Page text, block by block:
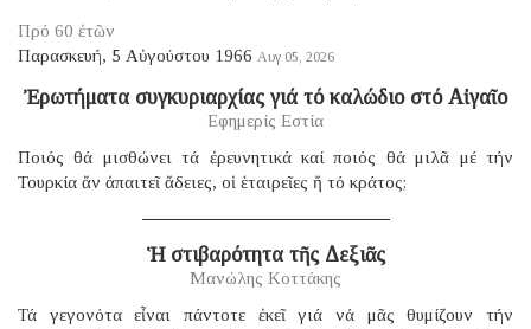
Πρό 60 ἐτῶν
Παρασκευή, 5 Αὐγούστου 1966 Αυγ 05, 2026
Ἐρωτήματα συγκυριαρχίας γιά τό καλώδιο στό Αἰγαῖο
Εφημερίς Εστία
Ποιός θά μισθώνει τά ἐρευνητικά καί ποιός θά μιλᾶ μέ τήν
Τουρκία ἄν ἀπαιτεῖ ἄδειες, οἱ ἑταιρεῖες ἤ τό κράτος;
Ἡ στιβαρότητα τῆς Δεξιᾶς
Μανώλης Κοττάκης
Τά γεγονότα εἶναι πάντοτε ἐκεῖ γιά νά μᾶς θυμίζουν τήν